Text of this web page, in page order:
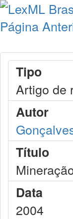
Página
Tipo
Artigo de
Autor
Título
Data
2004